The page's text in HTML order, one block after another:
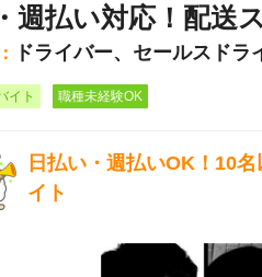
週払い対応！配送
ドライバー、セールスドラ
イト 職種未経験OK
日払い・週払いOK！10
イト